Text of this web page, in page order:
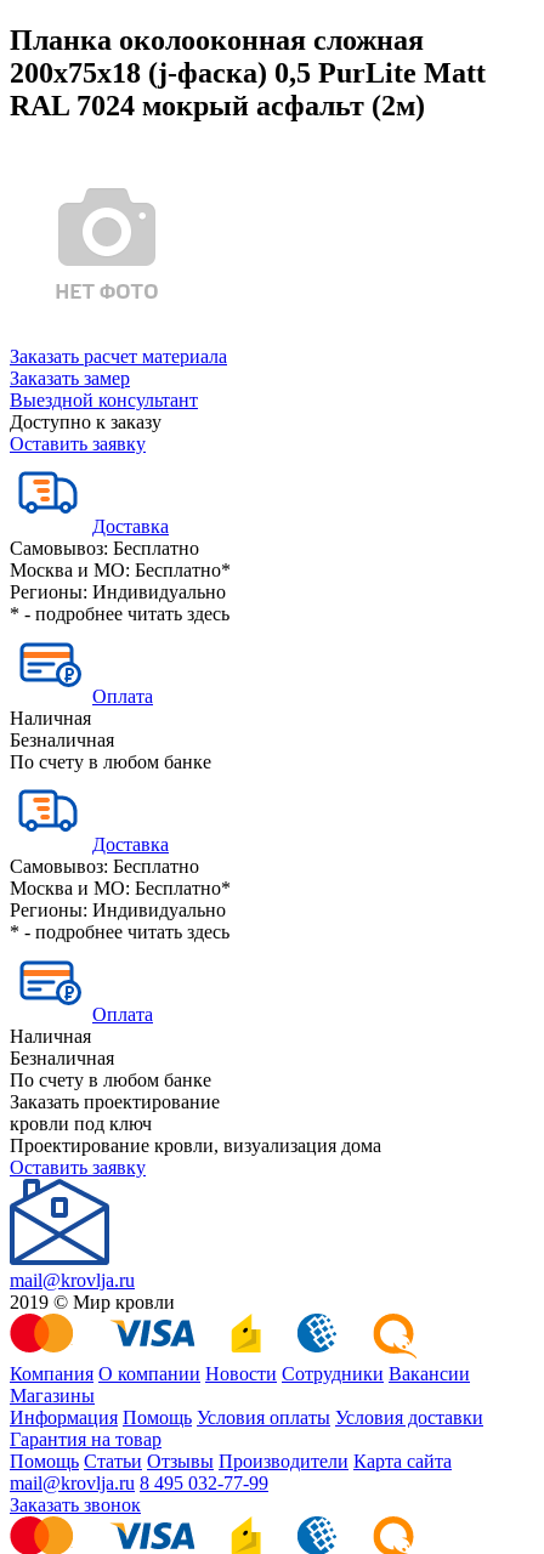
Планка околооконная сложная
200х75х18 (j-фаска) 0,5 PurLite Matt
RAL 7024 мокрый асфальт (2м)
Заказать расчет материала
Заказать замер
Выездной консультант
Доступно к заказу
Оставить заявку
Доставка
Самовывоз: Бесплатно
Москва и МО: Бесплатно*
Регионы: Индивидуально
* - подробнее читать здесь
Оплата
Наличная
Безналичная
По счету в любом банке
Доставка
Самовывоз: Бесплатно
Москва и МО: Бесплатно*
Регионы: Индивидуально
* - подробнее читать здесь
Оплата
Наличная
Безналичная
По счету в любом банке
Заказать проектирование
кровли под ключ
Проектирование кровли, визуализация дома
Оставить заявку
mail@krovlja.ru
2019 © Мир кровли
Компания О компании Новости Сотрудники Вакансии
Магазины
Информация Помощь Условия оплаты Условия доставки
Гарантия на товар
Помощь Статьи Отзывы Производители Карта сайта
mail@krovlja.ru 8 495 032-77-99
Заказать звонок